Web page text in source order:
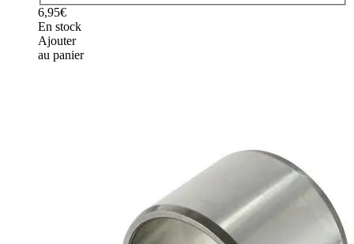
6,95€
En stock
Ajouter
au panier